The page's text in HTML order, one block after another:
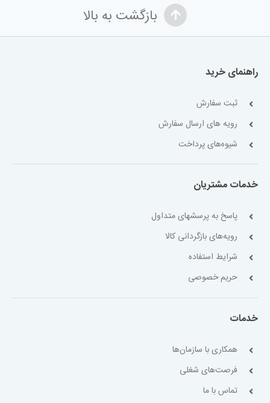
بازگشت به بالا
راهنمای خرید
ثبت سفارش
رویه های ارسال سفارش
شیوه‌های پرداخت
خدمات مشتریان
پاسخ به پرسشهای متداول
رویه‌های بازگردانی کالا
شرایط استفاده
حریم خصوصی
خدمات
همکاری با سازمان‌ها
فرصت‌های شغلی
تماس با ما